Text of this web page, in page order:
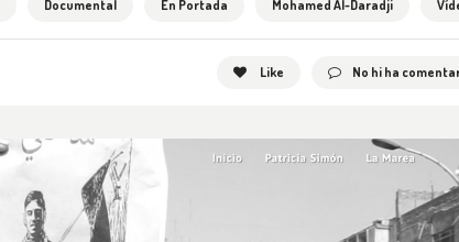
Documental En Portada Mohamed Al-Daradji
Like No hi ha